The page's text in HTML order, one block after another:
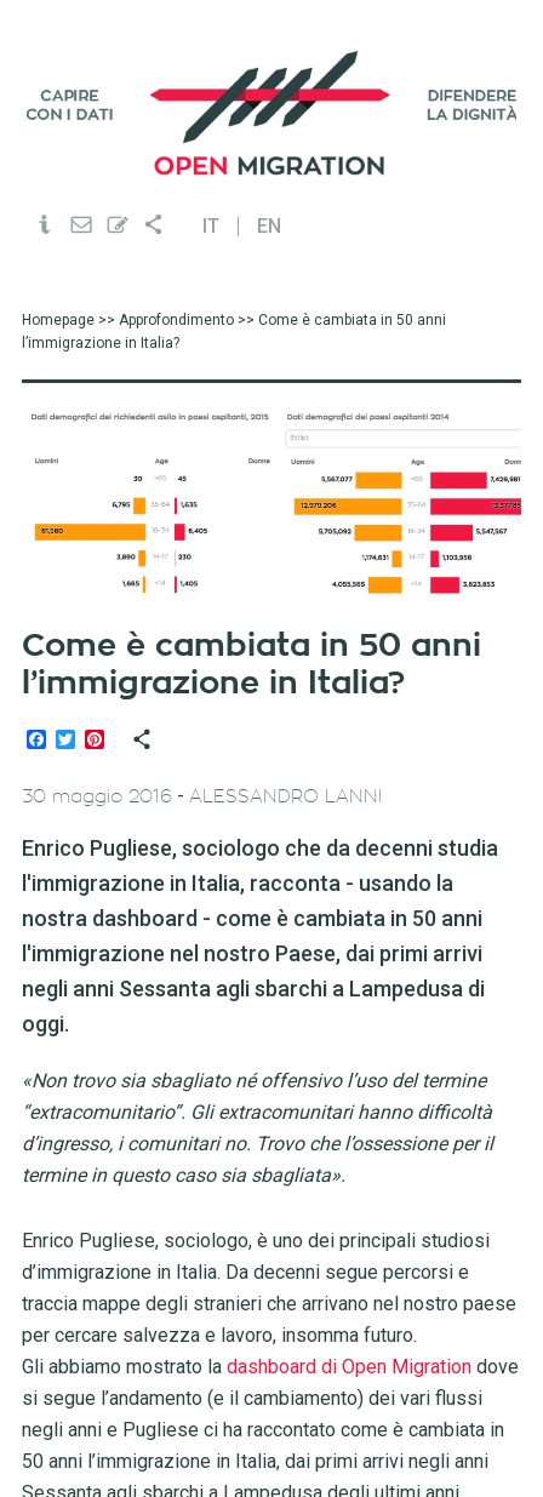
IT EN
Homepage>> Approfondimento>> Come è cambiata in 50 anni
l’immigrazione in Italia?
Come è cambiata in 50 anni
l’immigrazione in Italia?
Facebook
TwitterPinterest
30 maggio 2016- ALESSANDRO LANNI
Enrico Pugliese, sociologo che da decenni studia
l'immigrazione in Italia, racconta - usando la
nostra dashboard - come è cambiata in 50 anni
l'immigrazione nel nostro Paese, dai primi arrivi
negli anni Sessanta agli sbarchi a Lampedusa di
oggi.
«Non trovo sia sbagliato né offensivo l’uso del termine
“extracomunitario”. Gli extracomunitari hanno difficoltà
d’ingresso, i comunitari no. Trovo che l’ossessione per il
termine in questo caso sia sbagliata».
Enrico Pugliese, sociologo, è uno dei principali studiosi
d’immigrazione in Italia. Da decenni segue percorsi e
traccia mappe degli stranieri che arrivano nel nostro paese
per cercare salvezza e lavoro, insomma futuro.
Gli abbiamo mostrato la dashboard di Open Migrationdove
si segue l’andamento (e il cambiamento) dei vari flussi
negli anni e Pugliese ci ha raccontato come è cambiata in
50 anni l’immigrazione in Italia, dai primi arrivi negli anni